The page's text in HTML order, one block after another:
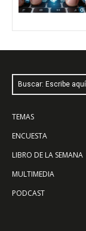
Buscar: Escribe
TEMAS
ENCUESTA
LIBRO DE LA SEMANA
MULTIMEDIA
PODCAST